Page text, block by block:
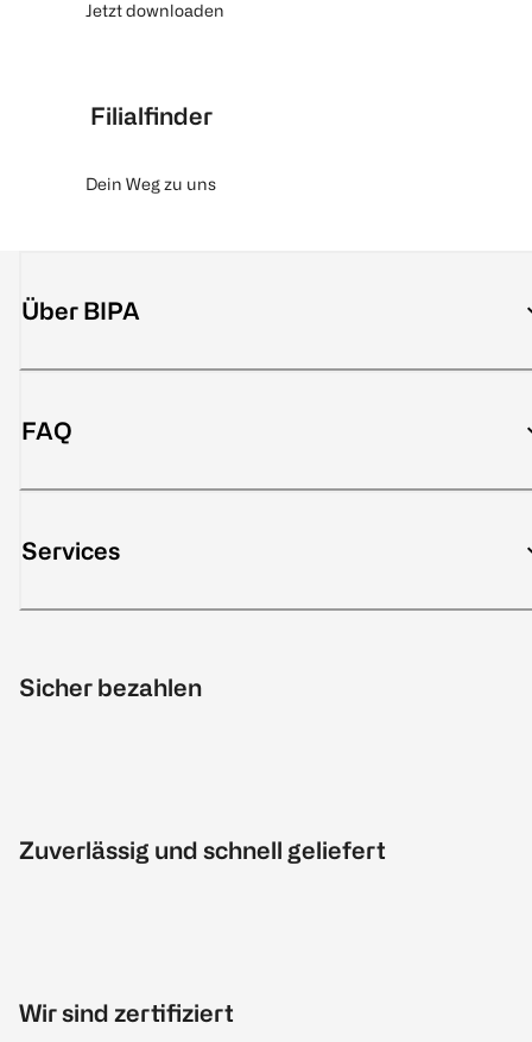
Jetzt downloaden
Filialfinder
Dein Weg zu uns
Über BIPA
FAQ
Services
Sicher bezahlen
Zuverlässig und schnell geliefert
Wir sind zertifiziert